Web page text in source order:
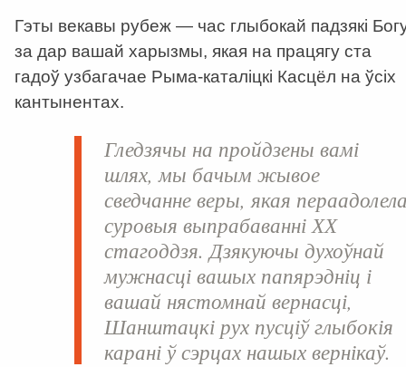
Гэты векавы рубеж — час глыбокай падзякі
за дар вашай харызмы, якая на працягу ста
гадоў узбагачае Рыма-каталіцкі Касцёл на ўсіх
кантынентах.
Гледзячы на ​​пройдзены вамі
шлях, мы бачым жывое
сведчанне веры, якая
суровыя выпрабаванні ХХ
стагоддзя. Дзякуючы духоўнай
мужнасці вашых папярэдніц і
вашай нястомнай вернасці,
Шанштацкі рух пусціў глыбокія
карані ў сэрцах нашых вернікаў.